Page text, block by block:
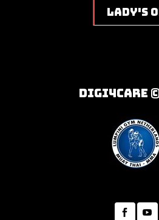
LADY'S
DIGI4CARE